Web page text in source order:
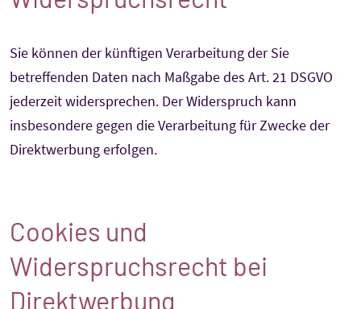
Sie können der künftigen Verarbeitung der Sie
betreffenden Daten nach Maßgabe des Art. 21 DSGVO
jederzeit widersprechen. Der Widerspruch kann
insbesondere gegen die Verarbeitung für Zwecke der
Direktwerbung erfolgen.
Cookies und
Widerspruchsrecht bei
Direktwerbung